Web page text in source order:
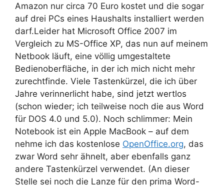
Amazon nur circa 70 Euro kostet und die sogar
auf drei PCs eines Haushalts installiert werden
darf.Leider hat Microsoft Office 2007 im
Vergleich zu MS-Office XP, das nun auf meinem
Netbook läuft, eine völlig umgestaltete
Bedienoberfläche, in der ich mich nicht mehr
zurechtfinde. Viele Tastenkürzel, die ich über
Jahre verinnerlicht habe, sind jetzt wertlos
(schon wieder; ich teilweise noch die aus Word
für DOS 4.0 und 5.0). Noch schlimmer: Mein
Notebook ist ein Apple MacBook – auf dem
nehme ich das kostenlose OpenOffice.org, das
zwar Word sehr ähnelt, aber ebenfalls ganz
andere Tastenkürzel verwendet. (An dieser
Stelle sei noch die Lanze für den prima Word-